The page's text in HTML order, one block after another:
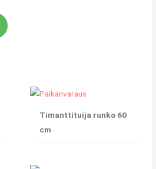
Timanttituija runko 60
cm